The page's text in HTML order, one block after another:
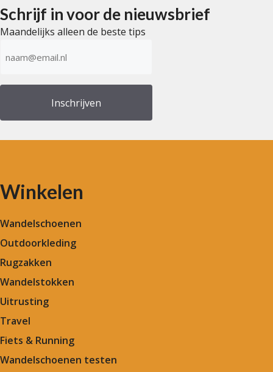
Schrijf in voor de nieuwsbrief
Maandelijks alleen de beste tips
mailadres
Winkelen
Wandelschoenen
Outdoorkleding
Rugzakken
Wandelstokken
Uitrusting
Travel
Fiets & Running
Wandelschoenen testen